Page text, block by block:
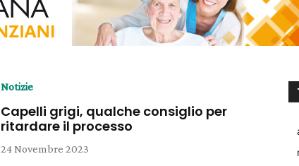
Notizie
Capelli grigi, qualche consiglio per
ritardare il processo
24 Novembre 2023